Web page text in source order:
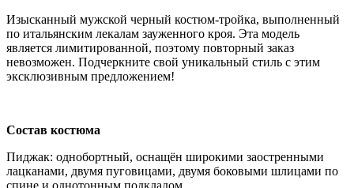
Изысканный мужской черный костюм-тройка, выполненный
по итальянским лекалам зауженного кроя. Эта модель
является лимитированной, поэтому повторный заказ
невозможен. Подчеркните свой уникальный стиль с этим
эксклюзивным предложением!
Состав костюма
Пиджак: однобортный, оснащён широкими заостренными
лацканами, двумя пуговицами, двумя боковыми шлицами по
спине и однотонным подкладом.